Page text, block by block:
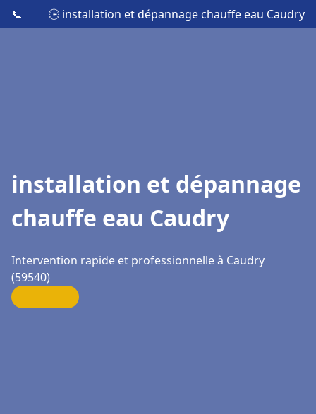
📞 🕒 installation et dépannage chauffe eau Caudry
installation et dépannage
chauffe eau Caudry
Intervention rapide et professionnelle à Caudry
(59540)